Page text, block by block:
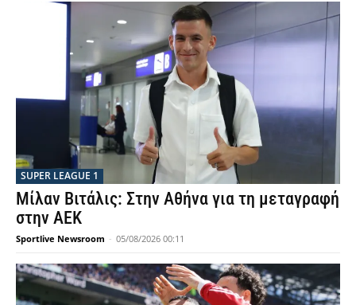
SUPER LEAGUE 1
Μίλαν Βιτάλις: Στην Αθήνα για τη μεταγραφή
στην ΑΕΚ
Sportlive Newsroom - 05/08/2026 00:11